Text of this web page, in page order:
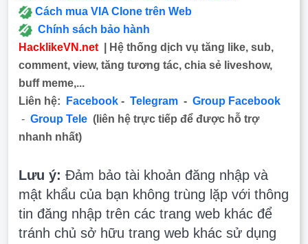
Cách mua VIA Clone trên Web
Chính sách bảo hành
HacklikeVN.net | Hệ thống dịch vụ tăng like, sub,
comment, view, tăng tương tác, chia sẻ liveshow,
buff meme,...
Liên hệ:
Facebook - Telegram - Group Facebook
- Group Tele (liên hệ trực tiếp để được hỗ trợ
nhanh nhất)
Lưu ý: Đảm bảo tài khoản đăng nhập và
mật khẩu của bạn không trùng lặp với thông
tin đăng nhập trên các trang web khác để
tránh chủ sở hữu trang web khác sử dụng